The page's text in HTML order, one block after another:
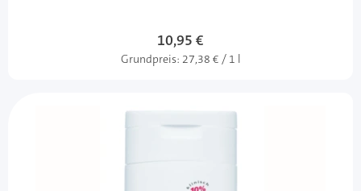
10,95 €
Grundpreis: 27,38 € / 1 l